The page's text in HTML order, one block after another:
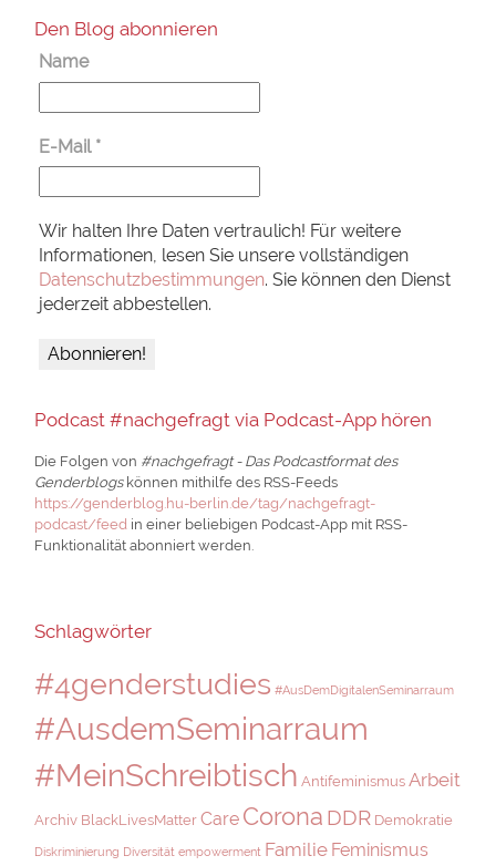
Den Blog abonnieren
Name
E-Mail *
Wir halten Ihre Daten vertraulich! Für weitere
Informationen, lesen Sie unsere vollständigen
Datenschutzbestimmungen. Sie können den Dienst
jederzeit abbestellen.
Podcast #nachgefragt via Podcast-App hören
Die Folgen von #nachgefragt - Das Podcastformat des
Genderblogskönnen mithilfe des RSS-Feeds
https://genderblog.hu-berlin.de/tag/nachgefragt-
podcast/feed in einer beliebigen Podcast-App mit RSS-
Funktionalität abonniert werden.
Schlagwörter
#4genderstudies #AusDemDigitalenSeminarraum
#AusdemSeminarraum
#MeinSchreibtisch Antifeminismus Arbeit
Archiv BlackLivesMatter Care Corona DDR Demokratie
Diskriminierung Diversität empowerment Familie Feminismus